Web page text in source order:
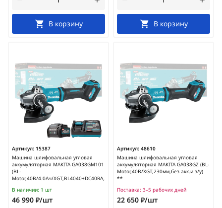
В корзину В корзину
Артикул: 15387
Машина шлифовальная угловая
аккумуляторная MAKITA GA038GM101
(BL-
Motor,40В/4.0Ач/XGT,BL4040+DC40RA,230мм)
В наличии: 1 шт
46 990 ₽/шт
Артикул: 48610
Машина шлифовальная угловая
аккумуляторная MAKITA GA038GZ (BL-
Motor,40В/XGT,230мм,без акк.и з/у)
**
Поставка: 3–5 рабочих дней
22 650 ₽/шт